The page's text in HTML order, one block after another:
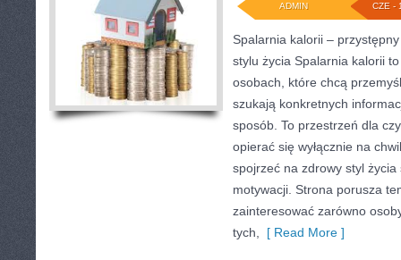
CZE -
ADMIN
Spalarnia kalorii –
stylu życia Spalarnia kalorii
osobach, które chcą
szukają konkretnych
sposób. To przestrzeń dla
opierać się wyłącznie na
spojrzeć na zdrowy styl
motywacji. Strona porusza
zainteresować zarówno
tych,
[ Read More ]